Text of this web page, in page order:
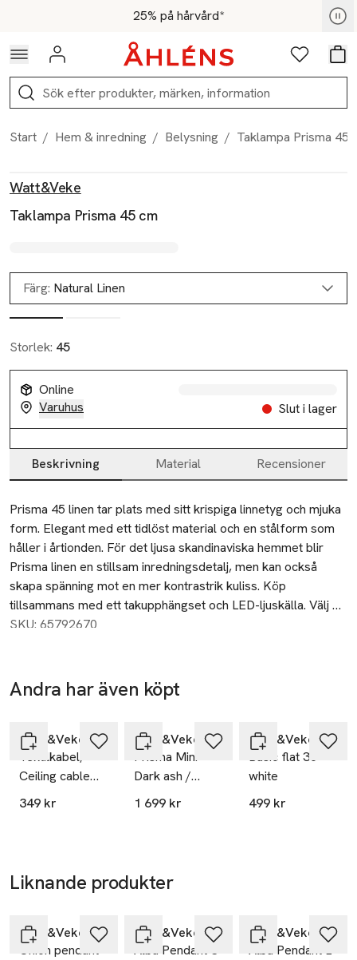
Hoppa till navigationsmenyn25% på hårvård*
För medlemmar - Shoppa nu
Logga in Favoriter
Sök
Start / Hem & inredning / Belysning / Taklampa Prisma 45
Watt&Veke
Taklampa Prisma 45 cm
Färg: Natural Linen
Storlek: 45
Online
Varuhus
Slut i lager
Beskrivning Material Recensioner
Beskrivning
Prisma 45 linen tar plats med sitt krispiga linnetyg och mjuka
form. Elegant med ett tidlöst material och en stålform som
håller i årtionden. För det ljusa skandinaviska hemmet blir
Prisma linen en stillsam inredningsdetalj, men kan också
skapa spänning mot en mer kontrastrik kuliss. Köp
tillsammans med ett takupphängset och LED-ljuskälla. Välj
mellan ett varmt vitt eller kallare, klarvitt sken på din LED-
SKU: 65792670
Andra har även köpt
Watt&Veke
Textilkabel,
Ceiling cable
E27
349 kr
Watt&Veke
Prisma Mini
Dark ash /
Natural
1 699 kr
Watt&Veke
Basic flat 36
white
499 kr
Liknande produkter
Watt&Veke
Onion pendant
Watt&Veke
Alba Pendant S
Watt&Veke
Alba Pendant L